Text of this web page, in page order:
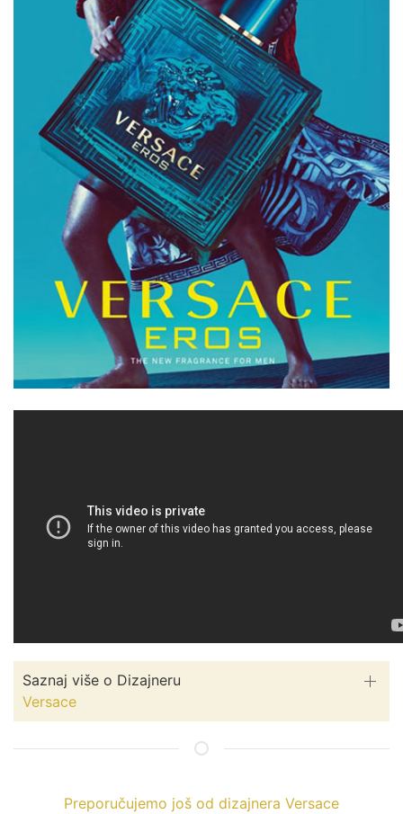
Saznaj više o Dizajneru
Versace
Preporučujemo još od dizajnera Versace